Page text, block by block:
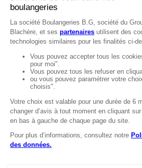
Recrutement
MENTIONS
Mentions légales
Protection des données
LignÉthique
Caractéristiques